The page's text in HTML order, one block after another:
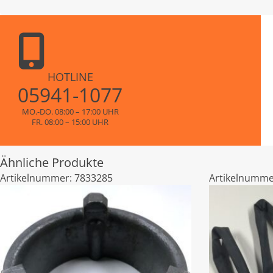
HOTLINE
05941-1077
MO.-DO. 08:00 – 17:00 UHR
FR. 08:00 – 15:00 UHR
Ähnliche Produkte
Artikelnummer: 7833285